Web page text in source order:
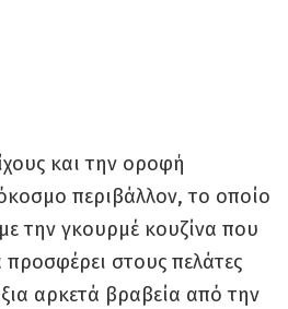
και την οροφή
περιβάλλον, το οποίο
την γκουρμέ κουζίνα που
προσφέρει στους πελάτες
αρκετά βραβεία από την